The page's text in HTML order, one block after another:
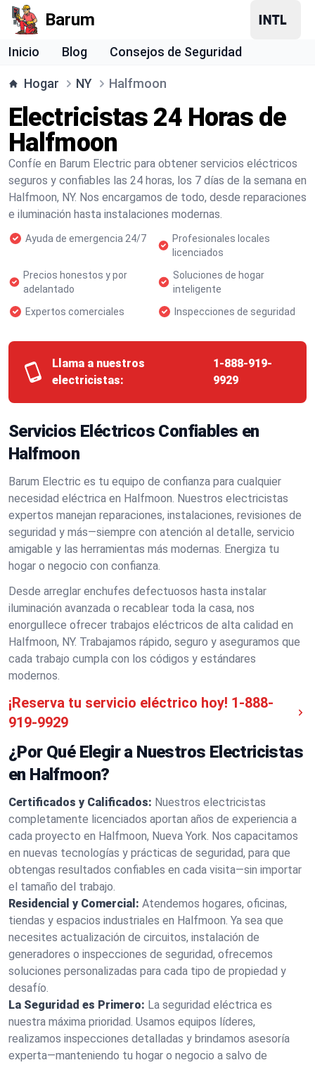
Barum
Inicio Blog Consejos de Seguridad
Hogar NY Halfmoon
Electricistas 24 Horas de
Halfmoon
Confíe en Barum Electric para obtener servicios eléctricos
seguros y confiables las 24 horas, los 7 días de la semana en
Halfmoon, NY. Nos encargamos de todo, desde reparaciones
e iluminación hasta instalaciones modernas.
Ayuda de emergencia 24/7
Profesionales locales
licenciados
Precios honestos y por
adelantado
Soluciones de hogar
inteligente
Expertos comerciales
Inspecciones de seguridad
Llama a nuestros
electricistas:
1-888-919-
9929
Servicios Eléctricos Confiables en
Halfmoon
Barum Electric es tu equipo de confianza para cualquier
necesidad eléctrica en Halfmoon. Nuestros electricistas
expertos manejan reparaciones, instalaciones, revisiones de
seguridad y más—siempre con atención al detalle, servicio
amigable y las herramientas más modernas. Energiza tu
hogar o negocio con confianza.
Desde arreglar enchufes defectuosos hasta instalar
iluminación avanzada o recablear toda la casa, nos
enorgullece ofrecer trabajos eléctricos de alta calidad en
Halfmoon, NY. Trabajamos rápido, seguro y aseguramos que
cada trabajo cumpla con los códigos y estándares
modernos.
¡Reserva tu servicio eléctrico hoy! 1-888-
919-9929
¿Por Qué Elegir a Nuestros Electricistas
en Halfmoon?
Certificados y Calificados: Nuestros electricistas
completamente licenciados aportan años de experiencia a
cada proyecto en Halfmoon, Nueva York. Nos capacitamos
en nuevas tecnologías y prácticas de seguridad, para que
obtengas resultados confiables en cada visita—sin importar
el tamaño del trabajo.
Residencial y Comercial: Atendemos hogares, oficinas,
tiendas y espacios industriales en Halfmoon. Ya sea que
necesites actualización de circuitos, instalación de
generadores o inspecciones de seguridad, ofrecemos
soluciones personalizadas para cada tipo de propiedad y
desafío.
La Seguridad es Primero: La seguridad eléctrica es
nuestra máxima prioridad. Usamos equipos líderes,
realizamos inspecciones detalladas y brindamos asesoría
experta—manteniendo tu hogar o negocio a salvo de